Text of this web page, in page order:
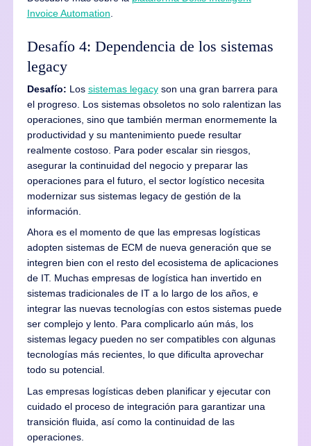
Invoice Automation
Desafío 4: Dependencia de los sistemas
legacy
Desafío: Los sistemas legacyson una gran barrera para
el progreso. Los sistemas obsoletos no solo ralentizan las
operaciones, sino que también merman enormemente la
productividad y su mantenimiento puede resultar
realmente costoso. Para poder escalar sin riesgos,
asegurar la continuidad del negocio y preparar las
operaciones para el futuro, el sector logístico necesita
modernizar sus sistemas legacy de gestión de la
información.
Ahora es el momento de que las empresas logísticas
adopten sistemas de ECM de nueva generación que se
integren bien con el resto del ecosistema de aplicaciones
de IT. Muchas empresas de logística han invertido en
sistemas tradicionales de IT a lo largo de los años, e
integrar las nuevas tecnologías con estos sistemas puede
ser complejo y lento. Para complicarlo aún más, los
sistemas legacy pueden no ser compatibles con algunas
tecnologías más recientes, lo que dificulta aprovechar
todo su potencial.
Las empresas logísticas deben planificar y ejecutar con
cuidado el proceso de integración para garantizar una
transición fluida, así como la continuidad de las
operaciones.